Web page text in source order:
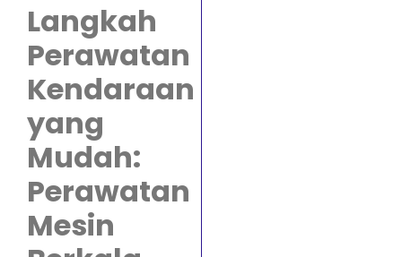
Langkah
Perawatan
Kendaraan
yang
Mudah:
Perawatan
Mesin